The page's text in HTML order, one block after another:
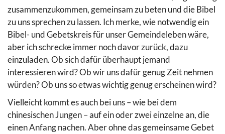
zusammenzukommen, gemeinsam zu beten und die Bibel
zu uns sprechen zu lassen. Ich merke, wie notwendig ein
Bibel- und Gebetskreis für unser Gemeindeleben wäre,
aber ich schrecke immer noch davor zurück, dazu
einzuladen. Ob sich dafür überhaupt jemand
interessieren wird? Ob wir uns dafür genug Zeit nehmen
würden? Ob uns so etwas wichtig genug erscheinen wird?
Vielleicht kommt es auch bei uns – wie bei dem
chinesischen Jungen – auf ein oder zwei einzelne an, die
einen Anfang nachen. Aber ohne das gemeinsame Gebet